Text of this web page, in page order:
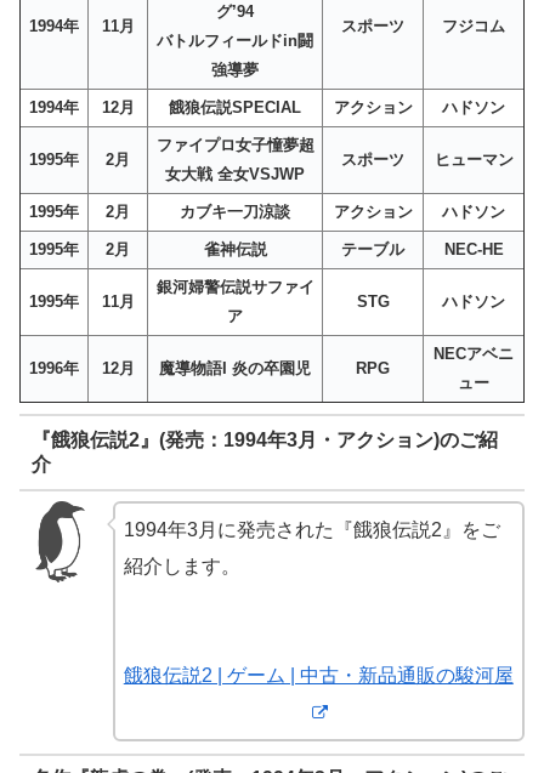
1994年 11月
グ’94
バトルフィールドin闘
強導夢
スポーツ フジコム
1994年 12月 餓狼伝説SPECIAL アクション ハドソン
1995年 2月
ファイプロ女子憧夢超
女大戦 全女VSJWP
スポーツ ヒューマン
1995年 2月 カブキ一刀涼談 アクション ハドソン
1995年 2月 雀神伝説 テーブル NEC-HE
1995年 11月
銀河婦警伝説サファイ
ア
STG ハドソン
1996年 12月 魔導物語I 炎の卒園児 RPG
NECアベニ
ュー
『餓狼伝説2』(発売：1994年3月・アクション)のご紹
介
1994年3月に発売された『餓狼伝説2』をご
紹介します。
餓狼伝説2 | ゲーム | 中古・新品通販の駿河屋